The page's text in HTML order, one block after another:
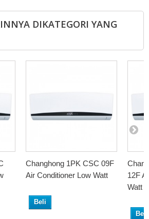
DIKATEGORI YANG
Changhong 1PK CSC 09F
Air Conditioner Low Watt
Beli
12F
Watt
Beli